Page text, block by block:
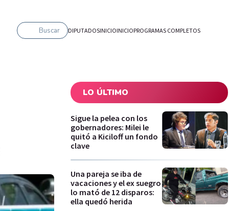
Buscar DIPUTADOSINICIOINICIOPROGRAMAS COMPLETOS
LO ÚLTIMO
Sigue la pelea con los
gobernadores: Milei le
quitó a Kiciloff un fondo
clave
Una pareja se iba de
vacaciones y el ex suegro
lo mató de 12 disparos:
ella quedó herida